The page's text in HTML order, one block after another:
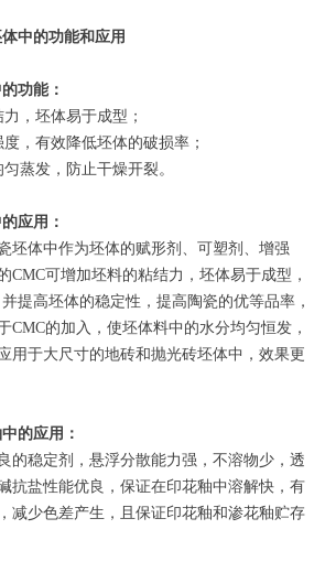
中的功能和应用
功能：
，坯体易于成型；
有效降低坯体的破损率；
发，防止干燥开裂。
应用：
体中作为坯体的赋形剂、可塑剂、增强
CMC可增加坯料的粘结力，坯体易于成型，
提高坯体的稳定性，提高陶瓷的优等品率，
CMC的加入，使坯体料中的水分均匀恒发，
用于大尺寸的地砖和抛光砖坯体中，效果更
的应用：
稳定剂，悬浮分散能力强，不溶物少，透
抗盐性能优良，保证在印花釉中溶解快，有
减少色差产生，且保证印花釉和渗花釉贮存